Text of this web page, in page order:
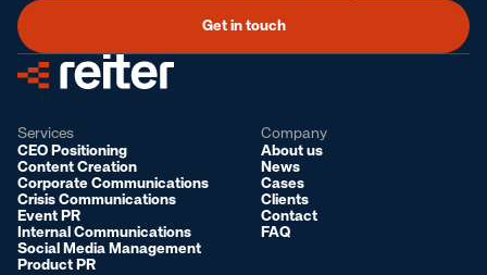
Get in touch
Services
CEO Positioning
Content Creation
Corporate Communications
Crisis Communications
Event PR
Internal Communications
Social Media Management
Product PR
Company
About us
News
Cases
Clients
Contact
FAQ